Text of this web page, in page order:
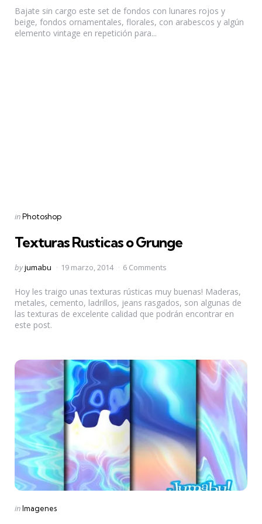
Bajate sin cargo este set de fondos con lunares rojos y
beige, fondos ornamentales, florales, con arabescos y algún
elemento vintage en repetición para...
Categories
Posted
inPhotoshop
Texturas Rusticas o Grunge
Posted
byjumabu 19 marzo, 2014 6 Comments
Hoy les traigo unas texturas rústicas muy buenas! Maderas,
metales, cemento, ladrillos, jeans rasgados, son algunas de
las texturas de excelente calidad que podrán encontrar en
este post.
Categories
Posted
inImagenes